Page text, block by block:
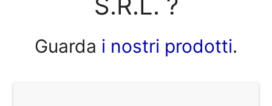
S.R.L. ?
Guarda i nostri prodotti.